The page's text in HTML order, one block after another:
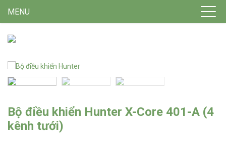
MENU
Bộ điều khiển Hunter X-Core 401-A (4
kênh tưới)